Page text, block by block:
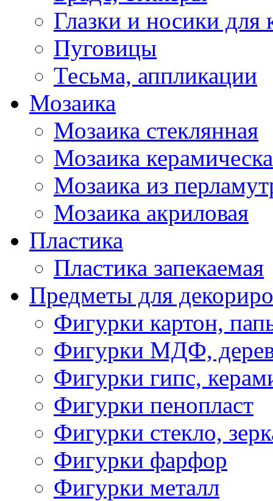
Глазки и носики для
Пуговицы
Тесьма, аппликации
Мозаика
Мозаика стеклянная
Мозаика
Мозаика из
Мозаика акриловая
Пластика
Пластика запекаемая
Предметы для
Фигурки картон,
Фигурки МДФ,
Фигурки гипс,
Фигурки пенопласт
Фигурки стекло,
Фигурки фарфор
Фигурки металл